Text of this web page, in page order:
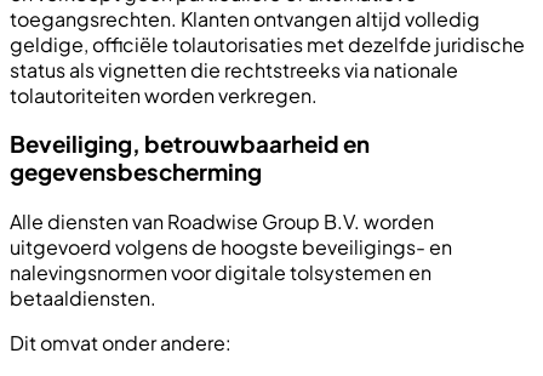
toegangsrechten. Klanten ontvangen altijd volledig
geldige, officiële tolautorisaties met dezelfde juridische
status als vignetten die rechtstreeks via nationale
tolautoriteiten worden verkregen.
Beveiliging, betrouwbaarheid en
gegevensbescherming
Alle diensten van Roadwise Group B.V. worden
uitgevoerd volgens de hoogste beveiligings- en
nalevingsnormen voor digitale tolsystemen en
betaaldiensten.
Dit omvat onder andere: